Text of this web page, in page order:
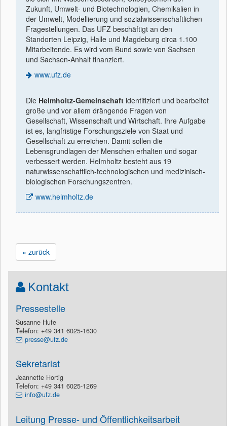
Zukunft, Umwelt- und Biotechnologien, Chemikalien in
der Umwelt, Modellierung und sozialwissenschaftlichen
Fragestellungen. Das UFZ beschäftigt an den
Standorten Leipzig, Halle und Magdeburg circa 1.100
Mitarbeitende. Es wird vom Bund sowie von Sachsen
und Sachsen-Anhalt finanziert.
www.ufz.de
Die Helmholtz-Gemeinschaft identiﬁziert und bearbeitet
große und vor allem drängende Fragen von
Gesellschaft, Wissenschaft und Wirtschaft. Ihre Aufgabe
ist es, langfristige Forschungsziele von Staat und
Gesellschaft zu erreichen. Damit sollen die
Lebensgrundlagen der Menschen erhalten und sogar
verbessert werden. Helmholtz besteht aus 19
naturwissenschaftlich-technologischen und medizinisch-
biologischen Forschungszentren.
www.helmholtz.de
« zurück
Kontakt
Pressestelle
Susanne Hufe
Telefon: +49 341 6025-1630
presse@ufz.de
Sekretariat
Jeannette Hortig
Telefon: +49 341 6025-1269
info@ufz.de
Leitung Presse- und Öffentlichkeitsarbeit